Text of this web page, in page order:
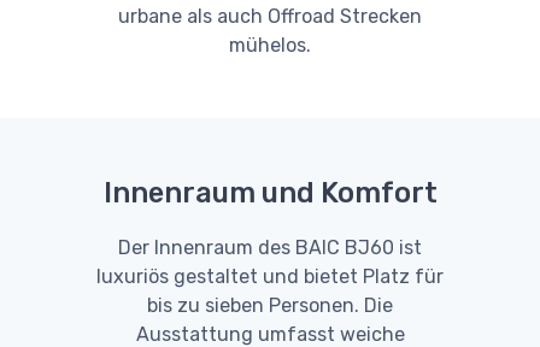
urbane als auch Offroad Strecken
mühelos.
Innenraum und Komfort
Der Innenraum des BAIC BJ60 ist
luxuriös gestaltet und bietet Platz für
bis zu sieben Personen. Die
Ausstattung umfasst weiche